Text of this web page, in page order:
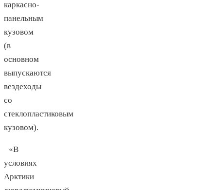
каркасно-
панельным
кузовом
(в
основном
выпускаются
вездеходы
со
стеклопластиковым
кузовом).
«В
условиях
Арктики